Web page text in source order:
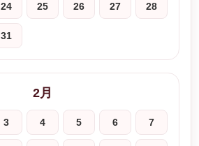
24 25 26 27 28
31
2月
3 4 5 6 7